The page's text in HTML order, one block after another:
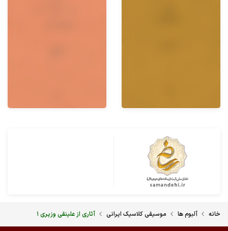
خانه آلبوم ها موسیقی کلاسیک ایرانی آثاری از علینقی وزیری ۱